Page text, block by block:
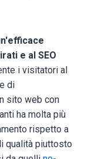
e al SEO
i visitatori al
di
sito web con
ha molta più
rispetto a
qualità piuttosto